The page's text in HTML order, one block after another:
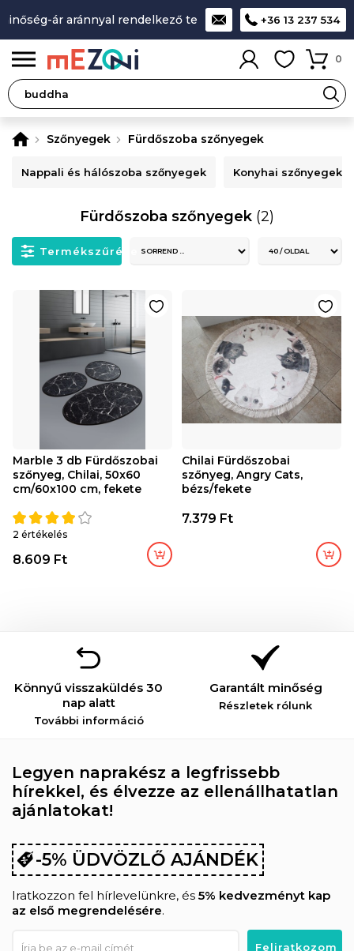
ár aránnyal rendelkező termékek A legjobb design-
+36 13 237 534
0
Szőnyegek Fürdőszoba szőnyegek
Nappali és hálószoba szőnyegek Konyhai szőnyegek
Fürdőszoba szőnyegek (2)
Termékszűrése
Marble 3 db Fürdőszobai
szőnyeg, Chilai, 50x60
cm/60x100 cm, fekete
2 értékelés
8.609 Ft
Chilai Fürdőszobai
szőnyeg, Angry Cats,
bézs/fekete
7.379 Ft
Könnyű visszaküldés 30
nap alatt
További információ
Garantált minőség
Részletek rólunk
Legyen naprakész a legfrissebb
hírekkel, és élvezze az ellenállhatatlan
ajánlatokat!
-5% ÜDVÖZLŐ AJÁNDÉK
Iratkozzon fel hírlevelünkre, és 5% kedvezményt kap
az első megrendelésére.